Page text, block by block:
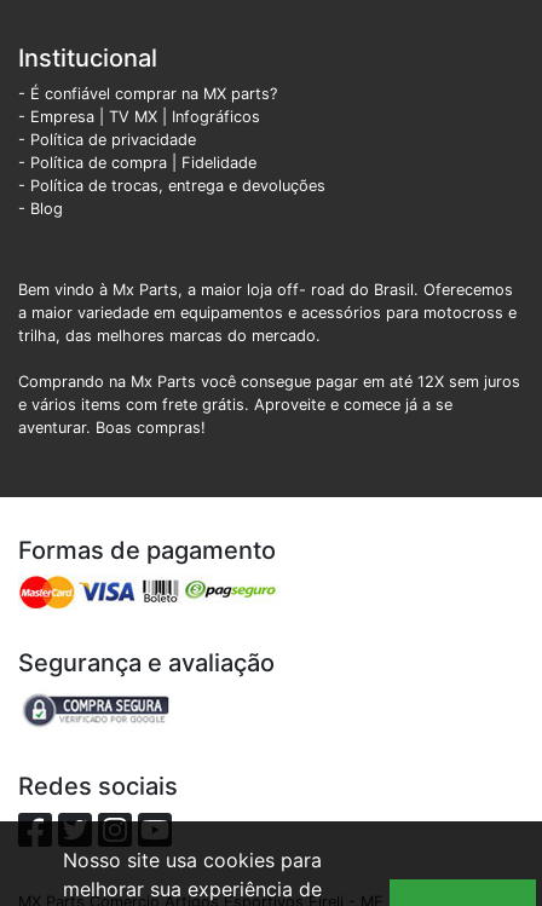
Institucional
- É confiável comprar na MX parts?
- Empresa
TV MX
Infográficos
- Política de privacidade
- Política de compra | Fidelidade
- Política de trocas, entrega e devoluções
- Blog
Bem vindo à Mx Parts, a maior loja off- road do Brasil. Oferecemos
a maior variedade em equipamentos e acessórios para motocross e
trilha, das melhores marcas do mercado.
Comprando na Mx Parts você consegue pagar em até 12X sem juros
e vários items com frete grátis. Aproveite e comece já a se
aventurar. Boas compras!
Formas de pagamento
Segurança e avaliação
Redes sociais
MX Parts Comercio Artigos Esportivos Eireli - ME | CNPJ:
Nosso site usa cookies para
melhorar sua experiência de